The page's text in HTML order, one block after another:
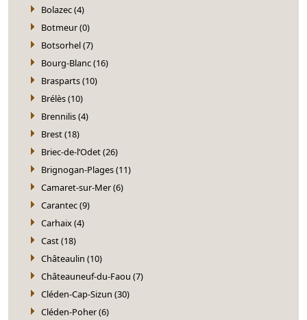
Bolazec (4)
Botmeur (0)
Botsorhel (7)
Bourg-Blanc (16)
Brasparts (10)
Brélès (10)
Brennilis (4)
Brest (18)
Briec-de-l’Odet (26)
Brignogan-Plages (11)
Camaret-sur-Mer (6)
Carantec (9)
Carhaix (4)
Cast (18)
Châteaulin (10)
Châteauneuf-du-Faou (7)
Cléden-Cap-Sizun (30)
Cléden-Poher (6)